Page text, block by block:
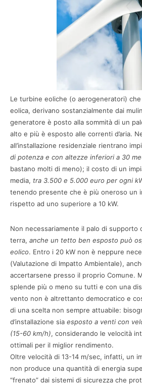
Le turbine eoliche (o aerogeneratori)
eolica, derivano sostanzialmente dai
generatore è posto alla sommità di un
alto e più è esposto alle correnti d’aria.
all’installazione residenziale rientrano
di potenza e con altezze inferiori a 30
bastano molti di meno); il costo di un
media, tra 3.500 e 5.000 euro per ogni
tenendo presente che è più oneroso un
rispetto ad uno superiore a 10 kW.
Non necessariamente il palo di supporto
terra, anche un tetto ben esposto può
eolico. Entro i 20 kW non è neppure
(Valutazione di Impatto Ambientale),
accertarsene presso il proprio Comune.
splende più o meno su tutti e con una
vento non è altrettanto democratico e
di una scelta non sempre attuabile:
d’installazione sia esposto a venti con
(15-60 km/h), considerando le velocità
ottimali per il miglior rendimento.
Oltre velocità di 13-14 m/sec, infatti, un
non produce una quantità di energia
“frenato” dai sistemi di sicurezza che